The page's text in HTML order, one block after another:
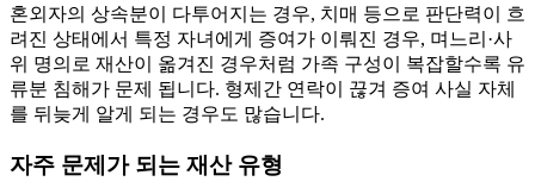
혼외자의 상속분이 다투어지는 경우, 치매 등으로 판단력이 흐
려진 상태에서 특정 자녀에게 증여가 이뤄진 경우, 며느리·사
위 명의로 재산이 옮겨진 경우처럼 가족 구성이 복잡할수록 유
류분 침해가 문제 됩니다. 형제간 연락이 끊겨 증여 사실 자체
를 뒤늦게 알게 되는 경우도 많습니다.
자주 문제가 되는 재산 유형